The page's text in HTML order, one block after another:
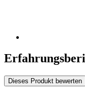
Dieses Produkt bewerten